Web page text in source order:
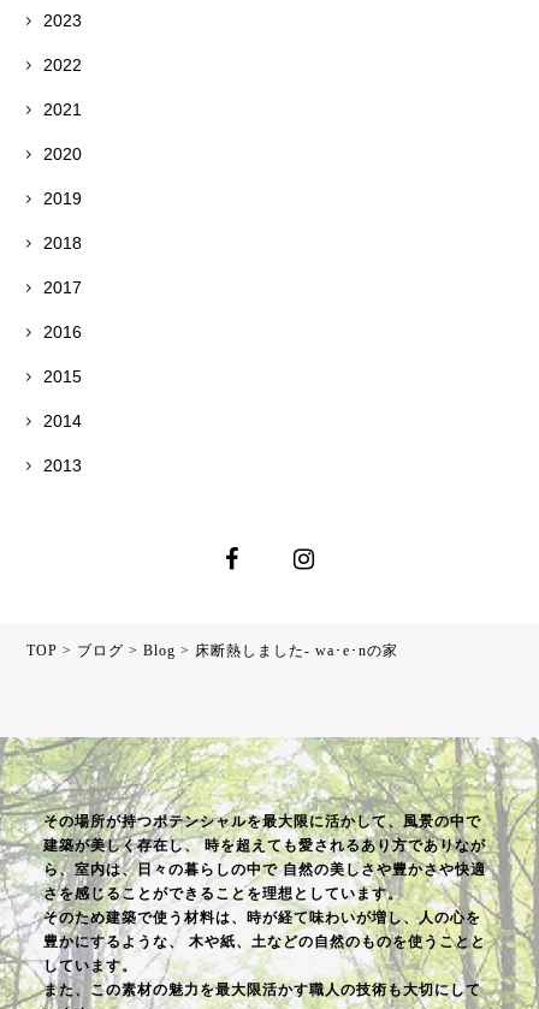
2023
2022
2021
2020
2019
2018
2017
2016
2015
2014
2013
TOP > ブログ >Blog > 床断熱しました- wa･e･nの家
その場所が持つポテンシャルを最大限に活かして、風景の中で
建築が美しく存在し、時を超えても愛されるあり方でありなが
ら、室内は、日々の暮らしの中で自然の美しさや豊かさや快適
さを感じることができることを理想としています。
そのため建築で使う材料は、時が経て味わいが増し、人の心を
豊かにするような、 木や紙、土などの自然のものを使うことと
しています。
また、この素材の魅力を最大限活かす職人の技術も大切にして